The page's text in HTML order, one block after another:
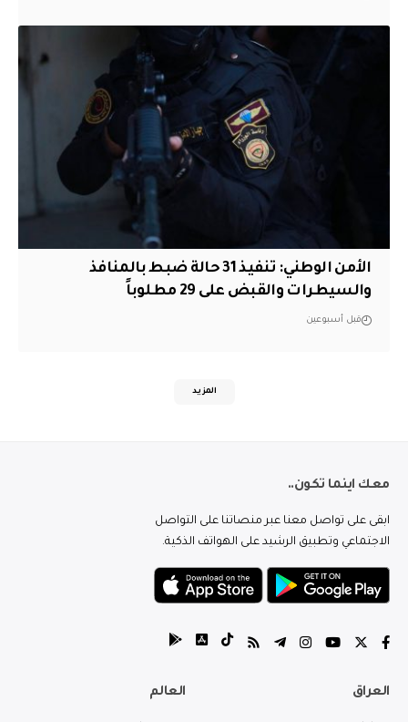
الأمن الوطني: تنفيذ 31 حالة ضبط بالمنافذ
والسيطرات والقبض على 29 مطلوباً
قبل أسبوعين
المزيد
معك اينما تكون..
ابقى على تواصل معنا عبر منصاتنا على التواصل
الاجتماعي وتطبيق الرشيد على الهواتف الذكية.
العراق العالم